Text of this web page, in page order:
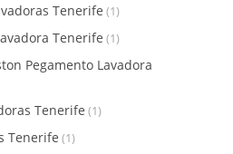
Tenerife (1)
Tenerife (1)
Pegamento Lavadora
Tenerife (1)
Tenerife (1)